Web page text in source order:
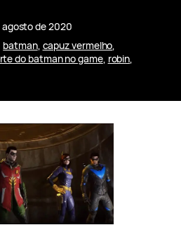
agosto de 2020
batman, capuz vermelho
do batman no game, robin